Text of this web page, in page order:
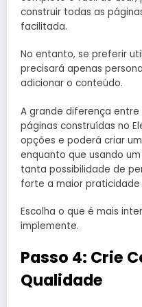
construir todas as
facilitada.
No entanto, se preferir
precisará apenas
adicionar o conteúdo.
A grande diferença
páginas construídas no
opções e poderá criar
enquanto que usando
tanta possibilidade de
forte a maior
Escolha o que é mais
implemente.
Passo 4: Crie
Qualidade